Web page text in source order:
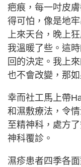
疤痕，每一吋皮
得可怕，像是地
上來天台，晚上
我溫暖了些。這
回的決定。我上
也不會改變，那
幸而社工馬上帶
和濕敷療法，令
至精神科，處方
神科覆診。
濕疹患者四季各